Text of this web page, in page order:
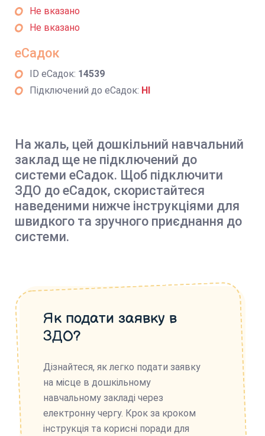
Не вказано
Не вказано
еСадок
ID еСадок: 14539
Підключений до еСадок: НІ
На жаль, цей дошкільний навчальний
заклад ще не підключений до
системи еСадок. Щоб підключити
ЗДО до еСадок, скористайтеся
наведеними нижче інструкціями для
швидкого та зручного приєднання до
системи.
Як подати заявку в
ЗДО?
Дізнайтеся, як легко подати заявку
на місце в дошкільному
навчальному закладі через
електронну чергу. Крок за кроком
інструкція та корисні поради для